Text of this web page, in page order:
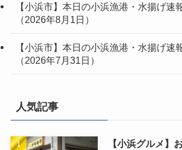
【小浜市】本日の小浜漁港・水揚げ速
（2026年8月1日）
【小浜市】本日の小浜漁港・水揚げ速
（2026年7月31日）
人気記事
【小浜グルメ】